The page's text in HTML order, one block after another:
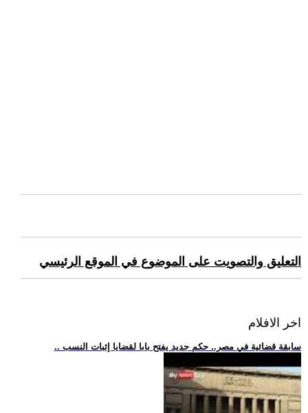
التعليق والتصويت على الموضوع في الموقع الرئيسي
اخر الافلام
.. سابقة قضائية في مصر.. حكم جديد يفتح بابا لقضايا إثبات النسب